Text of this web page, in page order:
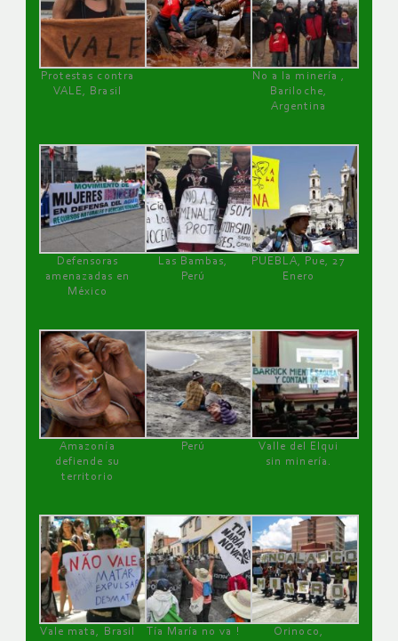
Protestas contra
VALE, Brasil
No a la minería ,
Bariloche,
Argentina
Defensoras
amenazadas en
México
Las Bambas,
Perú
PUEBLA, Pue, 27
Enero
Amazonía
defiende su
territorio
Perú
Valle del Elqui
sin minería.
Vale mata, Brasil
Tía María no va !
Orinoco,